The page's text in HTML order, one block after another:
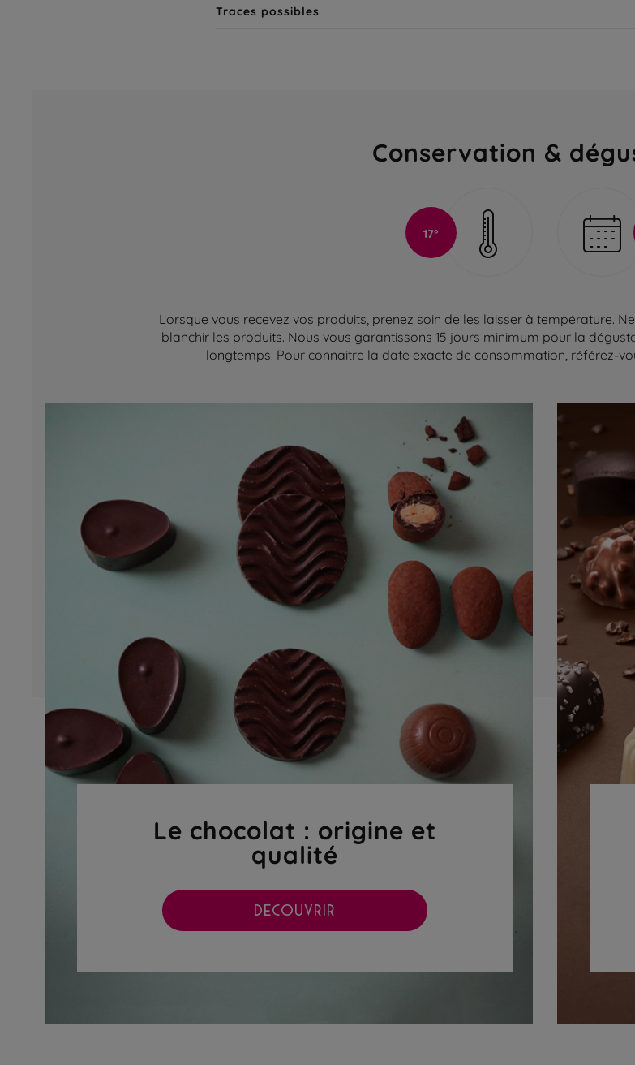
Traces possibles
Conservation &
17°
Lorsque vous recevez vos produits, prenez soin de les laisser à température.
blanchir les produits. Nous vous garantissons 15 jours minimum pour la
longtemps. Pour connaitre la date exacte de consommation, référez-
Le chocolat : origine et
qualité
DÉCOUVRIR